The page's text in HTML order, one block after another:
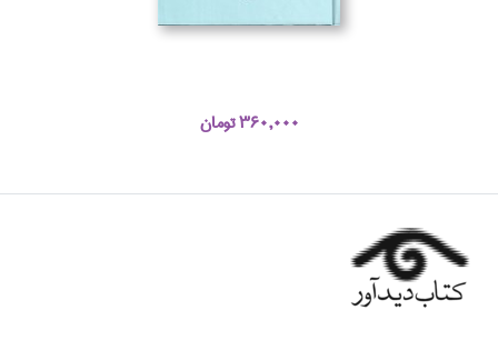
360,000 تومان